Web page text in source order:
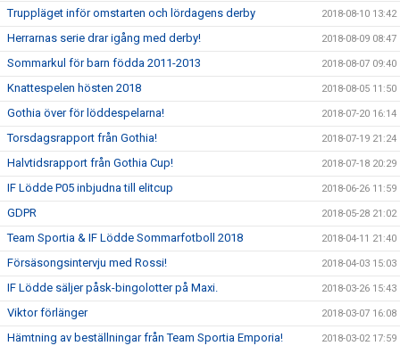
Truppläget inför omstarten och lördagens derby 2018-08-10 13:42
Herrarnas serie drar igång med derby! 2018-08-09 08:47
Sommarkul för barn födda 2011-2013 2018-08-07 09:40
Knattespelen hösten 2018 2018-08-05 11:50
Gothia över för löddespelarna! 2018-07-20 16:14
Torsdagsrapport från Gothia! 2018-07-19 21:24
Halvtidsrapport från Gothia Cup! 2018-07-18 20:29
IF Lödde P05 inbjudna till elitcup 2018-06-26 11:59
GDPR 2018-05-28 21:02
Team Sportia & IF Lödde Sommarfotboll 2018 2018-04-11 21:40
Försäsongsintervju med Rossi! 2018-04-03 15:03
IF Lödde säljer påsk-bingolotter på Maxi. 2018-03-26 15:43
Viktor förlänger 2018-03-07 16:08
Hämtning av beställningar från Team Sportia Emporia! 2018-03-02 17:59